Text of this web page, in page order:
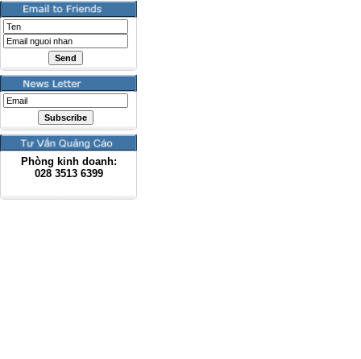
Phòng kinh doanh:
028 3513 6399